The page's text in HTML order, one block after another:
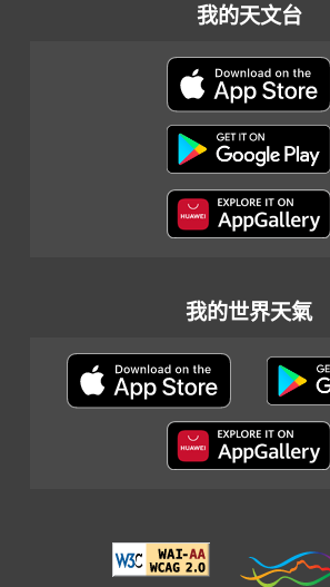
我的天文台
我的世界天氣